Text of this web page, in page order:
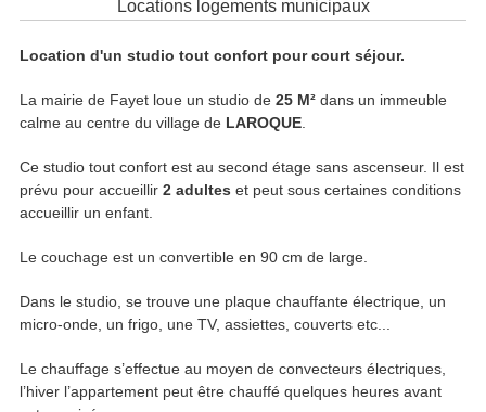
Locations logements municipaux
Location d'un studio tout confort pour court séjour.
La mairie de Fayet loue un studio de 25 M² dans un immeuble
calme au centre du village de LAROQUE
Ce studio tout confort est au second étage sans ascenseur. Il est
prévu pour accueillir 2 adultes et peut sous certaines conditions
accueillir un enfant.
Le couchage est un convertible en 90 cm de large.
Dans le studio, se trouve une plaque chauffante électrique, un
micro-onde, un frigo, une TV, assiettes, couverts etc...
Le chauffage s’effectue au moyen de convecteurs électriques,
l’hiver l’appartement peut être chauffé quelques heures avant